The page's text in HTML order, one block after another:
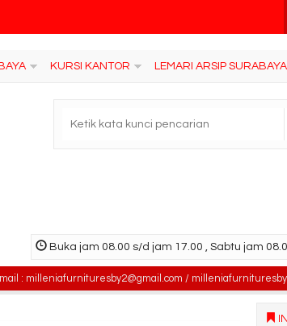
KURSI KANTOR LEMARI ARSIP SURABAYA
Buka jam 08.00 s/d jam 17.00 , Sabtu jam
/